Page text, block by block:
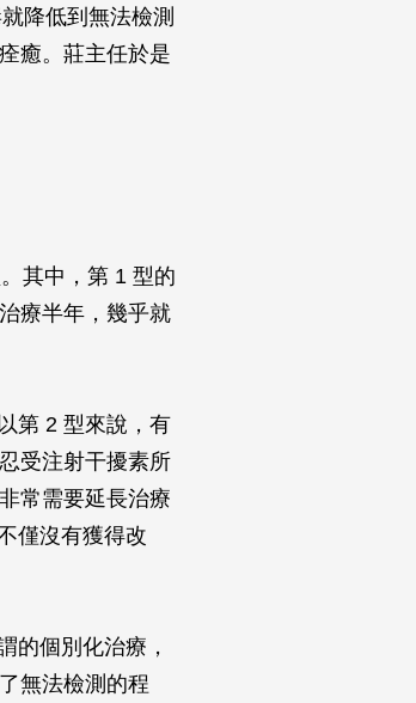
降低到無法檢測
癒。莊主任於是
其中，第 1 型的
療半年，幾乎就
第 2 型來說，有
受注射干擾素所
常需要延長治療
僅沒有獲得改
的個別化治療，
無法檢測的程